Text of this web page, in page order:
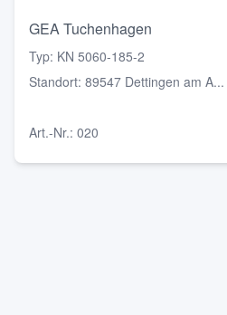
GEA Tuchenhagen
Typ: KN 5060-185-2
Standort: 89547 Dettingen am A...
Art.-Nr.: 020